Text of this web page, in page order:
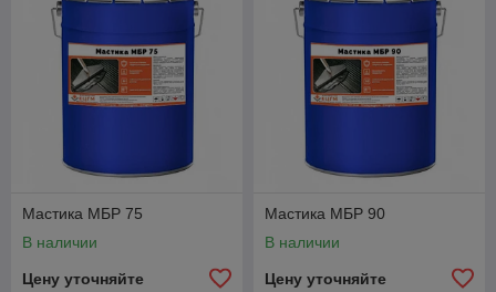
Мастика МБР 75
В наличии
Цену уточняйте
Мастика МБР 90
В наличии
Цену уточняйте